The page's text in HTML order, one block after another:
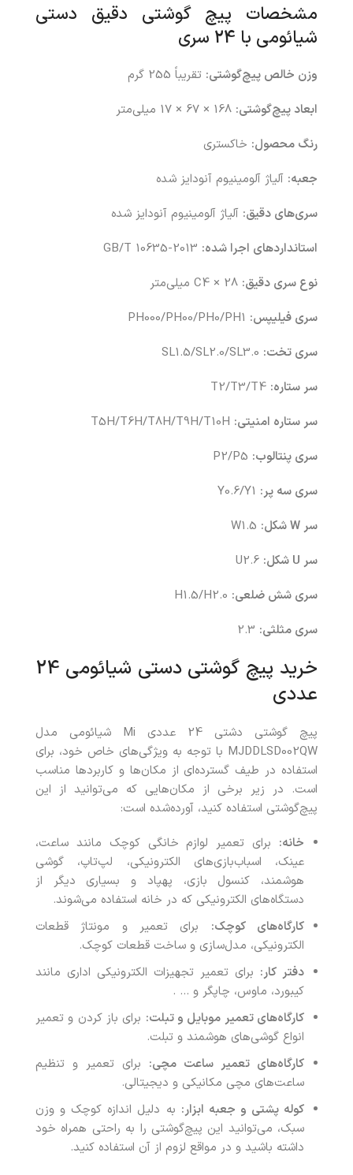
مشخصات پیچ گوشتی دقیق دستی
شیائومی با 24 سری
وزن خالص پیچ‌گوشتی: تقریباً 255 گرم
ابعاد پیچ‌گوشتی:
رنگ محصول: خاکستری
جعبه: آلیاژ آلومینیوم آنودایز شده
سری‌های دقیق: آلیاژ آلومینیوم آنودایز شده
استانداردهای اجرا شده:
نوع سری دقیق:
سری فیلیپس:
سری تخت:
سر ستاره:
سر ستاره امنیتی:
سری پنتالوب:
سری سه پر:
سر W شکل:
سر U شکل:
سری شش ضلعی:
سری مثلثی:
خرید پیچ‌ گوشتی دستی شیائومی 24
عددی
پیچ‌ گوشتی دشتی 24 عددی Mi شیائومی مدل
MJDDLSD002QW با توجه به ویژگی‌های خاص خود، برای
استفاده در طیف گسترده‌ای از مکان‌ها و کاربردها مناسب
است. در زیر برخی از مکان‌هایی که می‌توانید از این
پیچ‌گوشتی استفاده کنید، آورده‌شده است:
خانه: برای تعمیر لوازم خانگی کوچک مانند ساعت،
عینک، اسباب‌بازی‌های الکترونیکی، لپ‌تاپ، گوشی
هوشمند، کنسول بازی، پهپاد و بسیاری دیگر از
دستگاه‌های الکترونیکی که در خانه استفاده می‌شوند.
کارگاه‌های کوچک: برای تعمیر و مونتاژ قطعات
الکترونیکی، مدل‌سازی و ساخت قطعات کوچک.
دفتر کار: برای تعمیر تجهیزات الکترونیکی اداری مانند
کیبورد، ماوس، چاپگر و … .
کارگاه‌های تعمیر موبایل و تبلت: برای باز کردن و تعمیر
انواع گوشی‌های هوشمند و تبلت.
کارگاه‌های تعمیر ساعت مچی: برای تعمیر و تنظیم
ساعت‌های مچی مکانیکی و دیجیتالی.
کوله پشتی و جعبه ابزار: به دلیل اندازه کوچک و وزن
سبک، می‌توانید این پیچ‌گوشتی را به راحتی همراه خود
داشته باشید و در مواقع لزوم از آن استفاده کنید.